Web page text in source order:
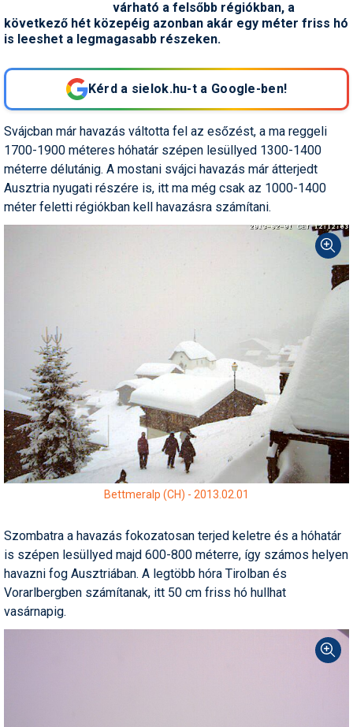
Az idei nyár újdonságai
Chopokon és a Magas-
Tátrában
Hóvihar: több méter friss
hó Chilében és
Argentínában
átadták a négyüléses
felvonót
Kreischberg: kezdődhet az
új Rosenkranz-lift építése
Megnyitott a Riders Park
Filmajánló
Freestyle
Hasznos tanácsok
Hírek
Hótalp
Humor
Hütte
Ingatlan
Interjúk
Korcsolya
Könyvajánló
Magazinok
Snowboard
Telemark
Videóajánlás
Válogatás
Pályaszállások Összes ország
Nyári ajánlatok Összes ország
Sítáborok oktatással
Cikkek a síoktatásról
Sífutásoktatók
Nagykereskedések
Túrasíüzletek
Akciók
Termékkereső
Autófelszerelés
Egyéb termékek
Új termékek
Egyéb téli sportok
Versenyek, versenyzők
Síelős filmek, videók,
tévéműsorok
Túrasí és Sífutás
Síelést kiegészítő sportok:
bringa, szörf, stb.
Belépés Regisztráció
Miért érdemes regisztrálni?
⬇Telepítsd alkalmazásként a sielok.hu-t
várható a felsőbb régiókban, a
következő hét közepéig azonban akár egy méter friss hó
is leeshet a legmagasabb részeken.
Kérd a sielok.hu-t a Google-ben!
Svájcban már havazás váltotta fel az esőzést, a ma reggeli
1700-1900 méteres hóhatár szépen lesüllyed 1300-1400
méterre délutánig. A mostani svájci havazás már átterjedt
Ausztria nyugati részére is, itt ma még csak az 1000-1400
méter feletti régiókban kell havazásra számítani.
Bettmeralp (CH) - 2013.02.01
Szombatra a havazás fokozatosan terjed keletre és a hóhatár
is szépen lesüllyed majd 600-800 méterre, így számos helyen
havazni fog Ausztriában. A legtöbb hóra Tirolban és
Vorarlbergben számítanak, itt 50 cm friss hó hullhat
vasárnapig.